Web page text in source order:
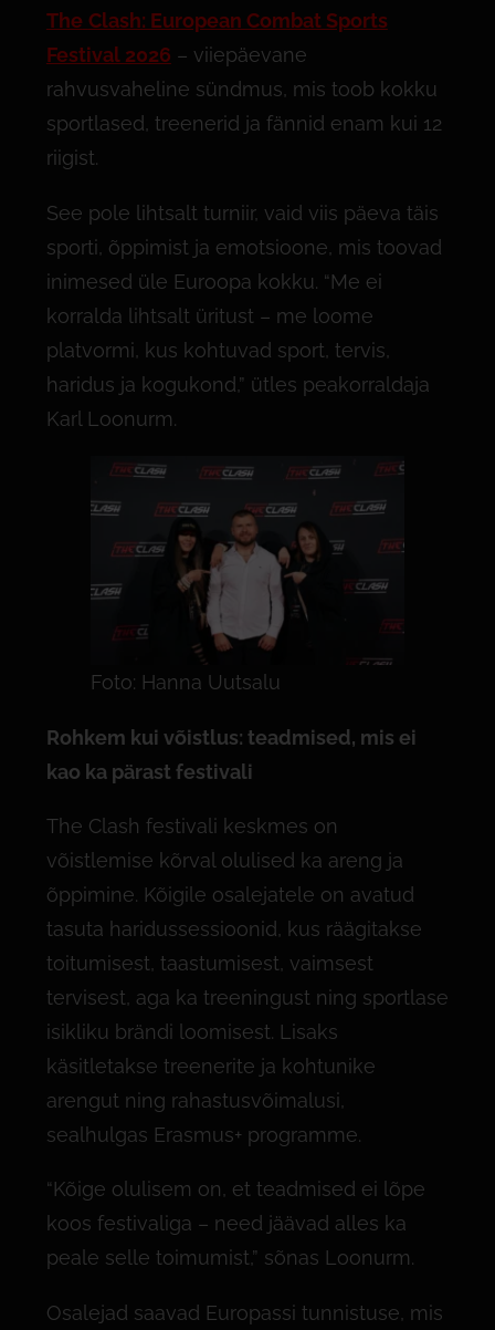
The Clash: European Combat Sports
Festival 2026 – viiepäevane
rahvusvaheline sündmus, mis toob kokku
sportlased, treenerid ja fännid enam kui 12
riigist.
See pole lihtsalt turniir, vaid viis päeva täis
sporti, õppimist ja emotsioone, mis toovad
inimesed üle Euroopa kokku. “Me ei
korralda lihtsalt üritust – me loome
platvormi, kus kohtuvad sport, tervis,
haridus ja kogukond,” ütles peakorraldaja
Karl Loonurm.
Foto: Hanna Uutsalu
Rohkem kui võistlus: teadmised, mis ei
kao ka pärast festivali
The Clash festivali keskmes on
võistlemise kõrval olulised ka areng ja
õppimine. Kõigile osalejatele on avatud
tasuta haridussessioonid, kus räägitakse
toitumisest, taastumisest, vaimsest
tervisest, aga ka treeningust ning sportlase
isikliku brändi loomisest. Lisaks
käsitletakse treenerite ja kohtunike
arengut ning rahastusvõimalusi,
sealhulgas Erasmus+ programme.
“Kõige olulisem on, et teadmised ei lõpe
koos festivaliga – need jäävad alles ka
peale selle toimumist,” sõnas Loonurm.
Osalejad saavad Europassi tunnistuse, mis